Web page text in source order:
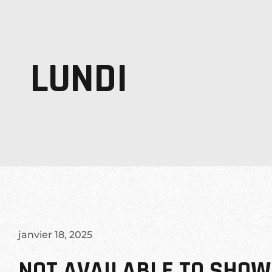
LUNDI
janvier 18, 2025